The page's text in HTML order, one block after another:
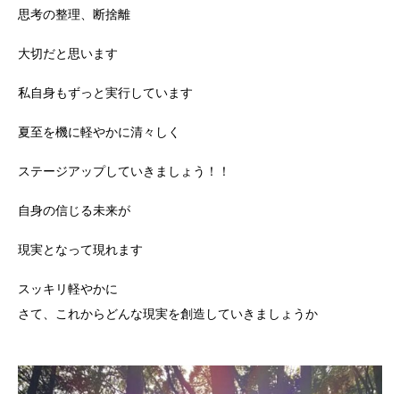
思考の整理、断捨離
大切だと思います
私自身もずっと実行しています
夏至を機に軽やかに清々しく
ステージアップしていきましょう！！
自身の信じる未来が
現実となって現れます
スッキリ軽やかに
さて、これからどんな現実を創造していきましょうか